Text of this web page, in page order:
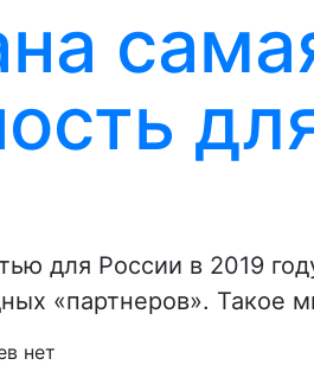
для России в 2019
«партнеров». Такое
нет